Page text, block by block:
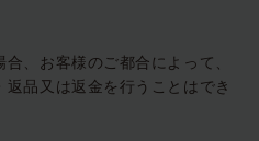
、お客様のご都合によって、
品又は返金を行うことはでき